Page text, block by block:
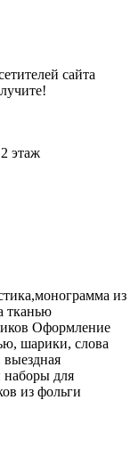
сайта
этаж
из
тканью
Оформление
шарики, слова
выездная
наборы для
из фольги